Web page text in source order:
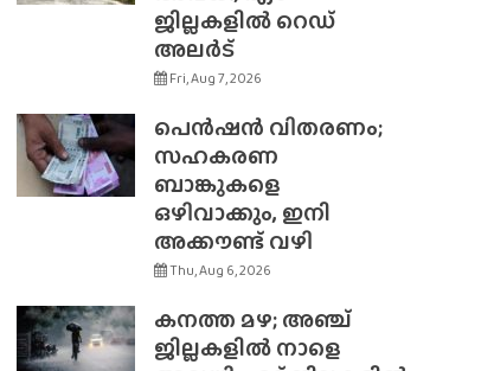
ജില്ലകളിൽ റെഡ്
അലർട്
Fri, Aug 7, 2026
പെൻഷൻ വിതരണം;
സഹകരണ
ബാങ്കുകളെ
ഒഴിവാക്കും, ഇനി
അക്കൗണ്ട് വഴി
Thu, Aug 6, 2026
കനത്ത മഴ; അഞ്ച്
ജില്ലകളിൽ നാളെ